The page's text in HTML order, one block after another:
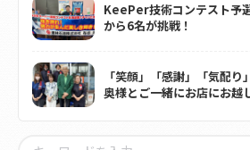
KeePer技術コンテスト予
から6名が挑戦！
「笑顔」「感謝」「気配
奥様とご一緒にお店にお越